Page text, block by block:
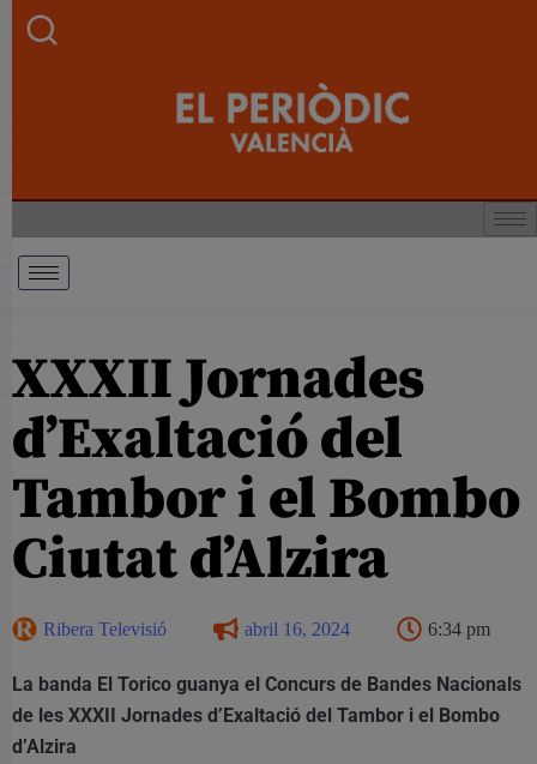
XXXII Jornades
d’Exaltació del
Tambor i el Bombo
Ciutat d’Alzira
Ribera Televisió abril 16, 2024 6:34 pm
La banda El Torico guanya el Concurs de Bandes Nacionals
de les XXXII Jornades d’Exaltació del Tambor i el Bombo
d’Alzira